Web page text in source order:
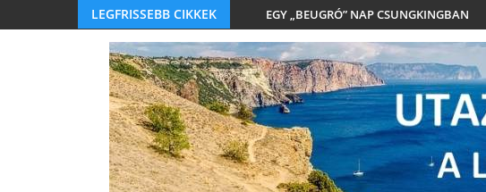
LEGFRISSEBB CIKKEK EGY „BEUGRÓ” NAP CSUNGKINGBAN